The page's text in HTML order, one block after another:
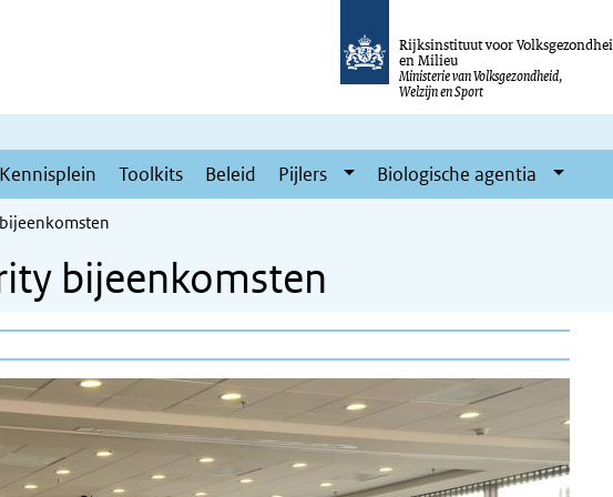
Rijksinstituut voor
en Milieu
Ministerie van Volksgezondheid,
Welzijn en Sport
Kennisplein Toolkits Beleid Pijlers Biologische agentia
bijeenkomsten